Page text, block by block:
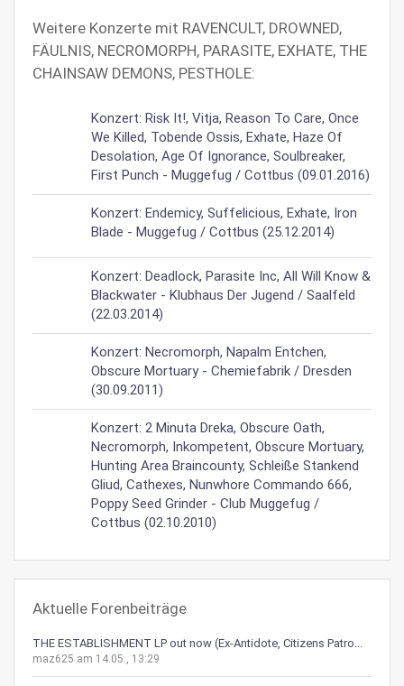
Weitere Konzerte mit RAVENCULT, DROWNED,
FÄULNIS, NECROMORPH, PARASITE, EXHATE, THE
CHAINSAW DEMONS, PESTHOLE:
Konzert: Risk It!, Vitja, Reason To Care, Once
We Killed, Tobende Ossis, Exhate, Haze Of
Desolation, Age Of Ignorance, Soulbreaker,
First Punch - Muggefug / Cottbus (09.01.2016)
Konzert: Endemicy, Suffelicious, Exhate, Iron
Blade - Muggefug / Cottbus (25.12.2014)
Konzert: Deadlock, Parasite Inc, All Will Know &
Blackwater - Klubhaus Der Jugend / Saalfeld
(22.03.2014)
Konzert: Necromorph, Napalm Entchen,
Obscure Mortuary - Chemiefabrik / Dresden
(30.09.2011)
Konzert: 2 Minuta Dreka, Obscure Oath,
Necromorph, Inkompetent, Obscure Mortuary,
Hunting Area Braincounty, Schleiße Stankend
Gliud, Cathexes, Nunwhore Commando 666,
Poppy Seed Grinder - Club Muggefug /
Cottbus (02.10.2010)
Aktuelle Forenbeiträge
THE ESTABLISHMENT LP out now (Ex-Antidote, Citizens Patro...
maz625 am 14.05., 13:29